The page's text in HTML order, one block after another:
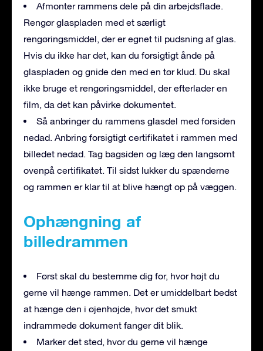
Afmonter rammens dele på din arbejdsflade.
Rengør glaspladen med et særligt
rengøringsmiddel, der er egnet til pudsning af glas.
Hvis du ikke har det, kan du forsigtigt ånde på
glaspladen og gnide den med en tør klud. Du skal
ikke bruge et rengøringsmiddel, der efterlader en
film, da det kan påvirke dokumentet.
Så anbringer du rammens glasdel med forsiden
nedad. Anbring forsigtigt certifikatet i rammen med
billedet nedad. Tag bagsiden og læg den langsomt
ovenpå certifikatet. Til sidst lukker du spænderne
og rammen er klar til at blive hængt op på væggen.
Ophængning af
billedrammen
Først skal du bestemme dig for, hvor højt du
gerne vil hænge rammen. Det er umiddelbart bedst
at hænge den i øjenhøjde, hvor det smukt
indrammede dokument fanger dit blik.
Marker det sted, hvor du gerne vil hænge